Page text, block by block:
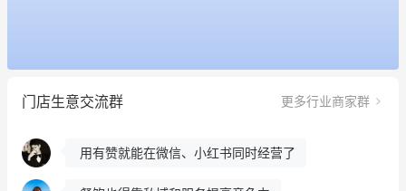
门店生意交流群 更多行业商家群
冰墩墩货源充足需要的联系我
这个营销策划案例推荐大家看一下
用有赞就能在微信、小红书同时经营了